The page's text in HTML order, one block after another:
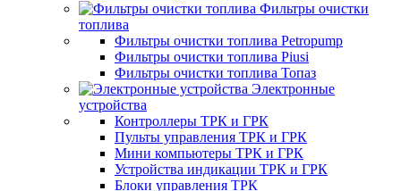
Фильтры очистки
топлива
Фильтры очистки топлива Petropump
Фильтры очистки топлива Piusi
Фильтры очистки топлива Топаз
Электронные
устройства
Контроллеры ТРК и ГРК
Пульты управления ТРК и ГРК
Мини компьютеры ТРК и ГРК
Устройства индикации ТРК и ГРК
Блоки управления ТРК